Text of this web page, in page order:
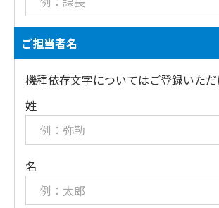
ご担当者名
機種依存文字についてはご登録いただ
姓
名